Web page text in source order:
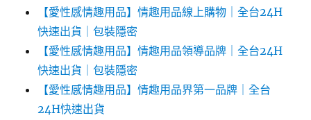
【愛性感情趣用品】情趣用品線上購物｜全台24H
快速出貨｜包裝隱密
【愛性感情趣用品】情趣用品領導品牌｜全台24H
快速出貨｜包裝隱密
【愛性感情趣用品】情趣用品界第一品牌｜全台
24H快速出貨